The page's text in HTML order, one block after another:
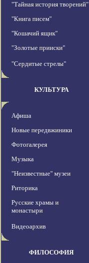
"Тайная история творений"
"Книга писем"
"Кошачий ящик"
"Золотые прииски"
"Сердитые стрелы"
КУЛЬТУРА
Афиша
Новые передвжиники
Фотогалерея
Музыка
"Неизвестные" музеи
Риторика
Русские храмы и
монастыри
Видеоархив
ФИЛОСОФИЯ